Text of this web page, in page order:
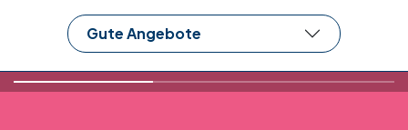
Gute Angebote